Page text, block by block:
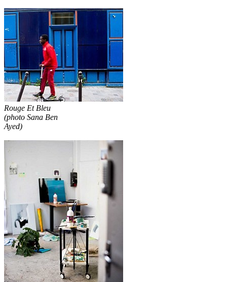
Rouge Et Bleu
(photo Sana Ben
Ayed)